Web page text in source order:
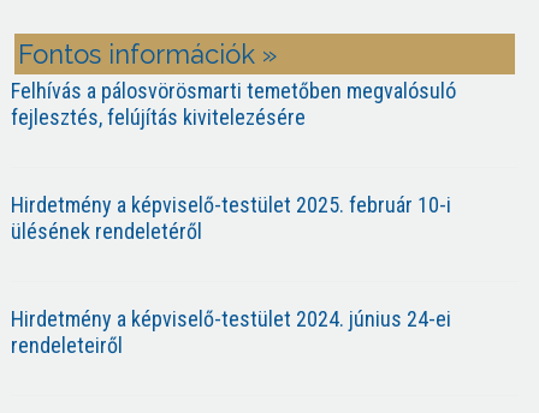
Fontos információk »
Felhívás a pálosvörösmarti temetőben megvalósuló
fejlesztés, felújítás kivitelezésére
Hirdetmény a képviselő-testület 2025. február 10-i
ülésének rendeletéről
Hirdetmény a képviselő-testület 2024. június 24-ei
rendeleteiről